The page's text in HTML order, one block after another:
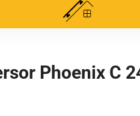
Phoenix C